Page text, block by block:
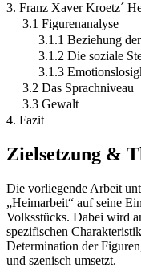
3. Franz Xaver Kroetz´
3.1 Figurenanalyse
3.1.1 Beziehung
3.1.2 Die soziale
3.1.3
3.2 Das Sprachniveau
3.3 Gewalt
4. Fazit
Zielsetzung &
Die vorliegende Arbeit
„Heimarbeit“ auf seine
Volksstücks. Dabei wird
spezifischen
Determination der
und szenisch umsetzt.